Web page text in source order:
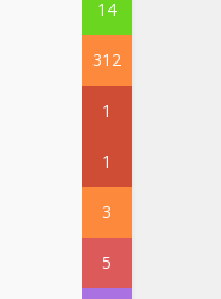
14
312
1
1
3
5